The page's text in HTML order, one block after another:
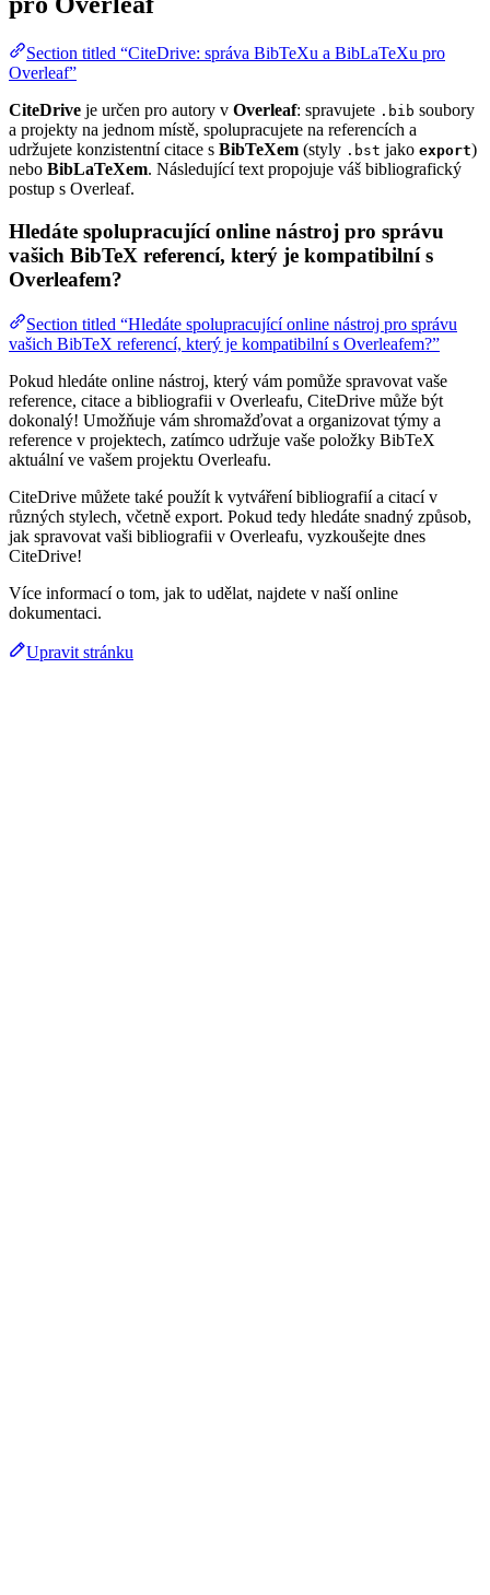
Section titled “CiteDrive: správa BibTeXu a BibLaTeXu pro
Overleaf”
CiteDrive je určen pro autory v Overleaf: spravujete .bib soubory
a projekty na jednom místě, spolupracujete na referencích a
udržujete konzistentní citace s BibTeXem (styly .bst jako export)
nebo BibLaTeXem. Následující text propojuje váš bibliografický
postup s Overleaf.
Hledáte spolupracující online nástroj pro správu
vašich BibTeX referencí, který je kompatibilní s
Overleafem?
Section titled “Hledáte spolupracující online nástroj pro správu
vašich BibTeX referencí, který je kompatibilní s Overleafem?”
Pokud hledáte online nástroj, který vám pomůže spravovat vaše
reference, citace a bibliografii v Overleafu, CiteDrive může být
dokonalý! Umožňuje vám shromažďovat a organizovat týmy a
reference v projektech, zatímco udržuje vaše položky BibTeX
aktuální ve vašem projektu Overleafu.
CiteDrive můžete také použít k vytváření bibliografií a citací v
různých stylech, včetně export. Pokud tedy hledáte snadný způsob,
jak spravovat vaši bibliografii v Overleafu, vyzkoušejte dnes
CiteDrive!
Více informací o tom, jak to udělat, najdete v naší online
dokumentaci.
Upravit stránku